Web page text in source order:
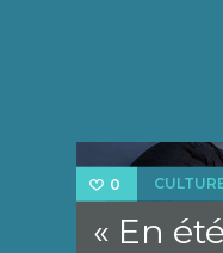
0
« En